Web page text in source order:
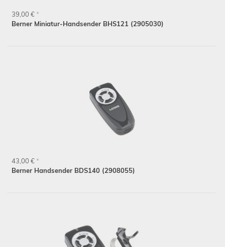
Berner Miniatur-Handsender BHS121 (2905030)
39,00 € *
Berner Handsender BDS140 (2908055)
43,00 € *